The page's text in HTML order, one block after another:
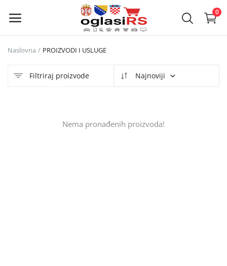
0
oglas
Naslovna PROIZVODI I USLUGE
Filtriraj proizvode Najnoviji
Nema pronađenih proizvoda!